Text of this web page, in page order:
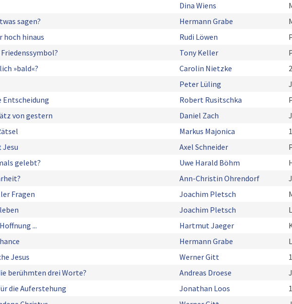
Dina Wiens
sagen? Hermann Grabe
hoch hinaus Rudi Löwen
Tony Keller
»bald«? Carolin Nietzke
Peter Lüling
Entscheidung Robert Rusitschka
von gestern Daniel Zach
Markus Majonica
Jesu Axel Schneider
gelebt? Uwe Harald Böhm
Ann-Christin Ohrendorf
Fragen Joachim Pletsch
Joachim Pletsch
... Hartmut Jaeger
Hermann Grabe
Jesus Werner Gitt
berühmten drei Worte? Andreas Droese
die Auferstehung Jonathan Loos